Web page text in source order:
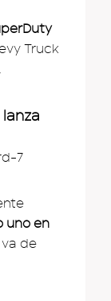
Truck
uno en
de